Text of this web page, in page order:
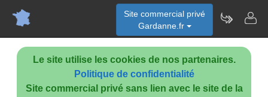
Le site utilise les cookies de nos partenaires.
Politique de confidentialité
Site commercial privé sans lien avec le site de la
Site commercial privé
Gardanne.fr